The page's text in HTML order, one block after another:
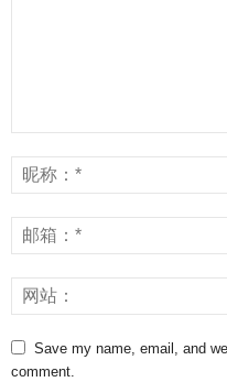
Save my name, email, and
comment.